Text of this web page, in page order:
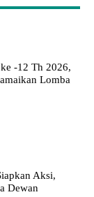
-12 Th 2026,
Lomba
Aksi,
Dewan